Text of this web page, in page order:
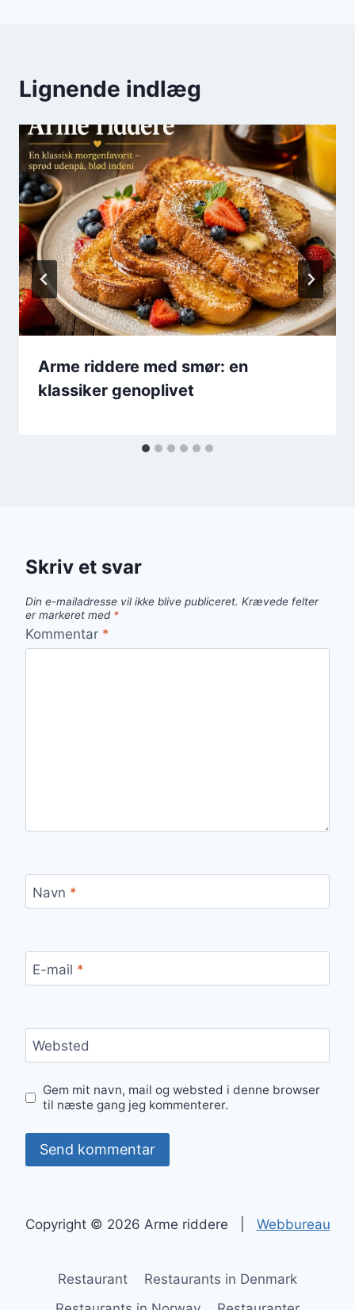
Lignende indlæg
Arme riddere med smør: en
klassiker genoplivet
Skriv et svar
Din e-mailadresse vil ikke blive publiceret. Krævede felter
er markeret med *
Kommentar *
Navn *
E-mail *
Websted
Gem mit navn, mail og websted i denne browser
til næste gang jeg kommenterer.
Copyright © 2026 Arme riddere | Webbureau
Restaurant
Restaurants in Denmark